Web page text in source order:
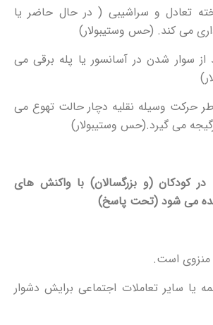
تعادل و سراشیبی ( در حال حاضر یا
می کند. (حس وستیبولار)
از سوار شدن در آسانسور یا پله برقی می
حرکت وسیله نقلیه دچار حالت تهوع می
می گیرد.(حس وستیبولار)
در کودکان (و بزرگسالان) با واکنش های
می شود (تحت پاسخ)
یا سایر تعاملات اجتماعی برایش دشوار